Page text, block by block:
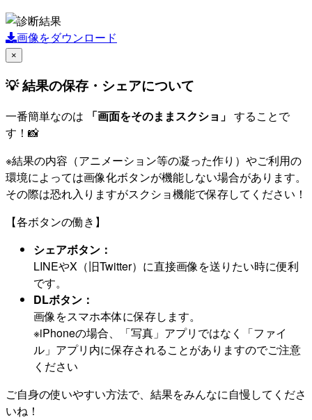
画像をダウンロード
×
💡 結果の保存・シェアについて
一番簡単なのは 「画面をそのままスクショ」 することで
す！📸
※結果の内容（アニメーション等の凝った作り）やご利用の
環境によっては画像化ボタンが機能しない場合があります。
その際は恐れ入りますがスクショ機能で保存してください！
【各ボタンの働き】
シェアボタン：
LINEやX（旧Twitter）に直接画像を送りたい時に便利
です。
DLボタン：
画像をスマホ本体に保存します。
※iPhoneの場合、「写真」アプリではなく「ファイ
ル」アプリ内に保存されることがありますのでご注意
ください
ご自身の使いやすい方法で、結果をみんなに自慢してくださ
いね！